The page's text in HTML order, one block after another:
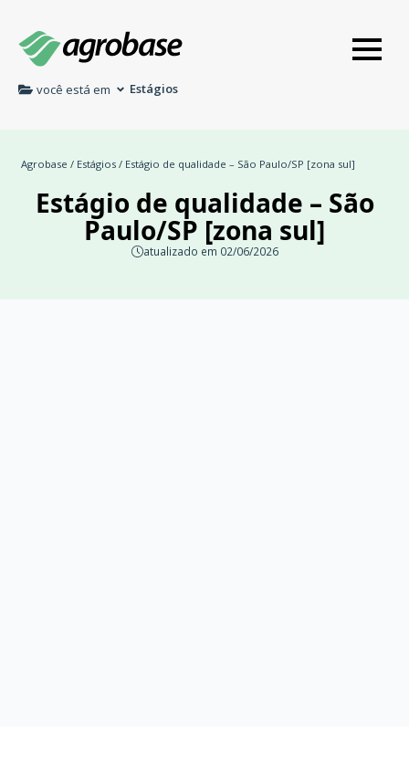
você está em Estágios
Agrobase / Estágios / Estágio de qualidade – São Paulo/SP [zona sul]
Estágio de qualidade – São
Paulo/SP [zona sul]
atualizado em 02/06/2026